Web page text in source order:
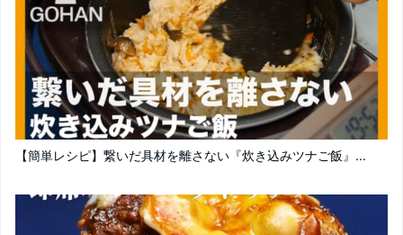
【簡単レシピ】繋いだ具材を離さない『炊き込みツナご飯』...